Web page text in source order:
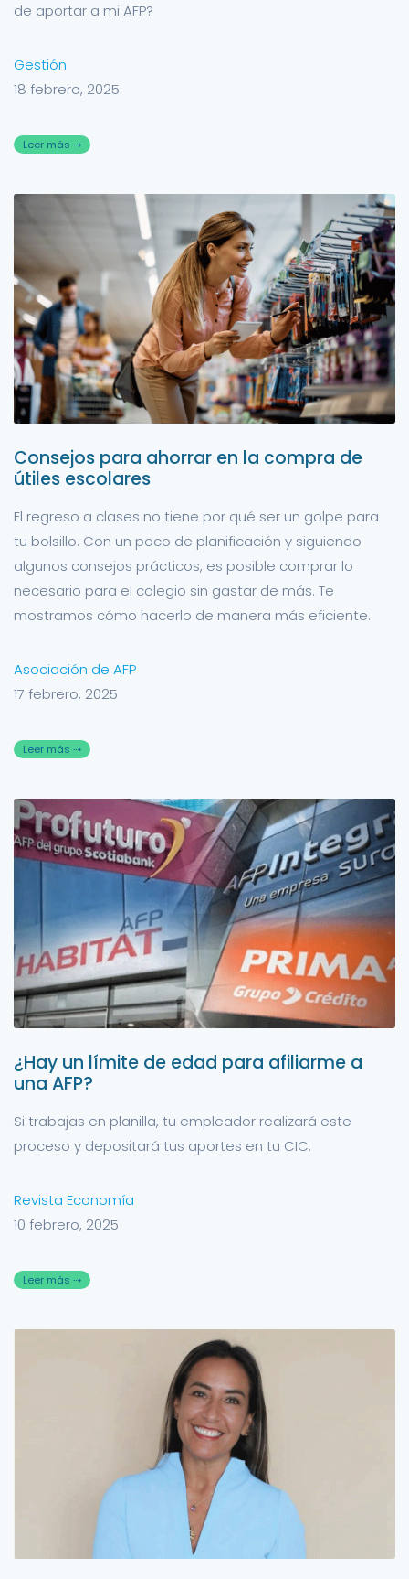
de aportar a mi AFP?
Gestión
18 febrero, 2025
Leer más ⇢
Consejos para ahorrar en la compra de
útiles escolares
El regreso a clases no tiene por qué ser un golpe para
tu bolsillo. Con un poco de planificación y siguiendo
algunos consejos prácticos, es posible comprar lo
necesario para el colegio sin gastar de más. Te
mostramos cómo hacerlo de manera más eficiente.
Asociación de AFP
17 febrero, 2025
Leer más ⇢
¿Hay un límite de edad para afiliarme a
una AFP?
Si trabajas en planilla, tu empleador realizará este
proceso y depositará tus aportes en tu CIC.
Revista Economía
10 febrero, 2025
Leer más ⇢